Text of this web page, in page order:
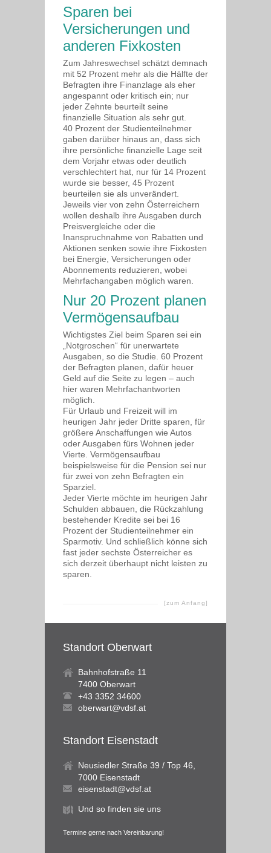
Sparen bei
Versicherungen und
anderen Fixkosten
Zum Jahreswechsel schätzt demnach
mit 52 Prozent mehr als die Hälfte der
Befragten ihre Finanzlage als eher
angespannt oder kritisch ein; nur
jeder Zehnte beurteilt seine
finanzielle Situation als sehr gut.
40 Prozent der Studienteilnehmer
gaben darüber hinaus an, dass sich
ihre persönliche finanzielle Lage seit
dem Vorjahr etwas oder deutlich
verschlechtert hat, nur für 14 Prozent
wurde sie besser, 45 Prozent
beurteilen sie als unverändert.
Jeweils vier von zehn Österreichern
wollen deshalb ihre Ausgaben durch
Preisvergleiche oder die
Inanspruchnahme von Rabatten und
Aktionen senken sowie ihre Fixkosten
bei Energie, Versicherungen oder
Abonnements reduzieren, wobei
Mehrfachangaben möglich waren.
Nur 20 Prozent planen
Vermögensaufbau
Wichtigstes Ziel beim Sparen sei ein
„Notgroschen“ für unerwartete
Ausgaben, so die Studie. 60 Prozent
der Befragten planen, dafür heuer
Geld auf die Seite zu legen – auch
hier waren Mehrfachantworten
möglich.
Für Urlaub und Freizeit will im
heurigen Jahr jeder Dritte sparen, für
größere Anschaffungen wie Autos
oder Ausgaben fürs Wohnen jeder
Vierte. Vermögensaufbau
beispielsweise für die Pension sei nur
für zwei von zehn Befragten ein
Sparziel.
Jeder Vierte möchte im heurigen Jahr
Schulden abbauen, die Rückzahlung
bestehender Kredite sei bei 16
Prozent der Studienteilnehmer ein
Sparmotiv. Und schließlich könne sich
fast jeder sechste Österreicher es
sich derzeit überhaupt nicht leisten zu
sparen.
[zum Anfang]
Standort Oberwart
Bahnhofstraße 11
7400 Oberwart
+43 3352 34600
oberwart@vdsf.at
Standort Eisenstadt
Neusiedler Straße 39 / Top 46,
7000 Eisenstadt
eisenstadt@vdsf.at
Und so finden sie uns
Termine gerne nach Vereinbarung!